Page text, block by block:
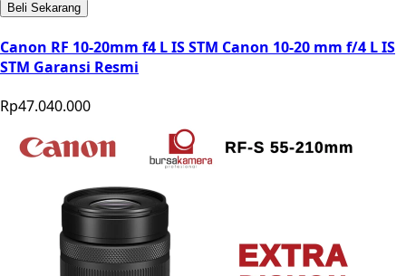
Beli Sekarang
Canon RF 10-20mm f4 L IS STM Canon 10-20 mm f/4 L IS
STM Garansi Resmi
Rp47.040.000